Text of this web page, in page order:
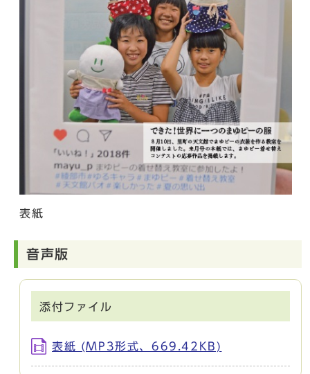
表紙
音声版
添付ファイル
表紙 (MP3形式、669.42KB)